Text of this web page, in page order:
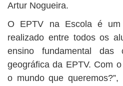
Artur Nogueira.
O EPTV na Escola é um
realizado entre todos os
ensino fundamental das
geográfica da EPTV. Com
o mundo que